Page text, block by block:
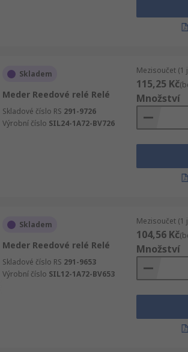
Skladem
Meder Reedové relé Relé
Skladové číslo RS 291-9726
Výrobní číslo SIL24-1A72-BV726
Mezisoučet (1
115,25 Kč
Množství
Skladem
Meder Reedové relé Relé
Skladové číslo RS 291-9653
Výrobní číslo SIL12-1A72-BV653
Mezisoučet (1
104,56 Kč
Množství